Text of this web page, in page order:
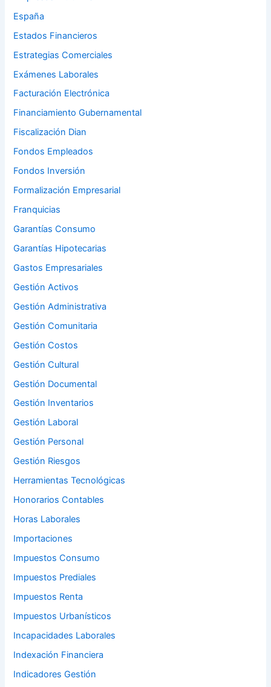
España
Estados Financieros
Estrategias Comerciales
Exámenes Laborales
Facturación Electrónica
Financiamiento Gubernamental
Fiscalización Dian
Fondos Empleados
Fondos Inversión
Formalización Empresarial
Franquicias
Garantías Consumo
Garantías Hipotecarias
Gastos Empresariales
Gestión Activos
Gestión Administrativa
Gestión Comunitaria
Gestión Costos
Gestión Cultural
Gestión Documental
Gestión Inventarios
Gestión Laboral
Gestión Personal
Gestión Riesgos
Herramientas Tecnológicas
Honorarios Contables
Horas Laborales
Importaciones
Impuestos Consumo
Impuestos Prediales
Impuestos Renta
Impuestos Urbanísticos
Incapacidades Laborales
Indexación Financiera
Indicadores Gestión